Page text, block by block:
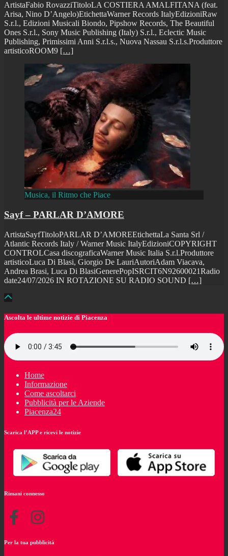
ArtistaFabio RovazziTitoloLA COSTIERA AMALFITANA (feat.
Arisa, Nino D’Angelo)EtichettaWarner Records ItalyEdizioniRaw
S.r.l., Edizioni Musicali Biondo, Pipshow Records, The Beautiful
Ones S.r.l., Sony Music Publishing (Italy) S.r.l., Eclectic Music
Publishing, Primissimi Anni S.r.l.s., Nuova Nassau S.r.l.s.Produttore
artisticoROOM9 […]
Musica, il Ritmo che Piace
Sayf – PARLAR D’AMORE
ArtistaSayfTitoloPARLAR D’AMOREEtichettaLa Santa Srl /
Atlantic Records Italy / Warner Music ItalyEdizioniCOPYRIGHT
CONTROLCasa discograficaWarner Music Italia S.r.l.Produttore
artisticoLuca Di Blasi, Giorgio De LauriAutoriAdam Viacava,
Andrea Brasi, Luca Di BlasiGenerePopISRCIT6N92600021Radio
date24/07/2026 IN ROTAZIONE SU RADIO SOUND […]
Ascolta le ultime notizie di Piacenza
Home
Informazione
Come ascoltarci
Pubblicità per le Aziende
Piacenza24
Scarica l’APP e ricevi le notizie
Rimani connesso
Per la tua pubblicità